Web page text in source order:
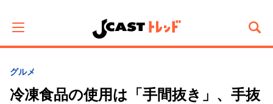
グルメ
冷凍食品の使用は「手間抜き」、手抜